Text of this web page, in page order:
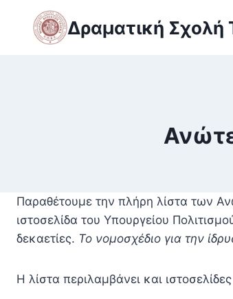
content
Δραματική Σχολή
Παραθέτουμε την πλήρη λίστα των
ιστοσελίδα του Υπουργείου
δεκαετίες. Το νομοσχέδιο για την
Η λίστα περιλαμβάνει και